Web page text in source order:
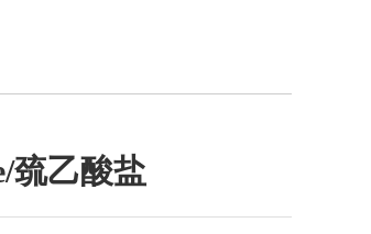
巯乙酸盐